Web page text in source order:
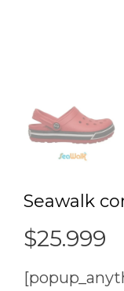
Seawalk
$25.999